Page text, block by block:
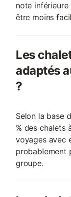
note
être moins
Les
adaptés
?
Selon la base
% des chalets
voyages avec
probablement
groupe.